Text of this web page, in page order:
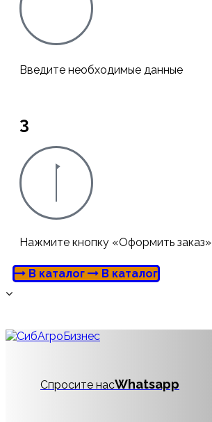
Введите необходимые данные
3
Нажмите кнопку «Оформить заказ»
В каталог В каталог
Спросите насWhatsapp